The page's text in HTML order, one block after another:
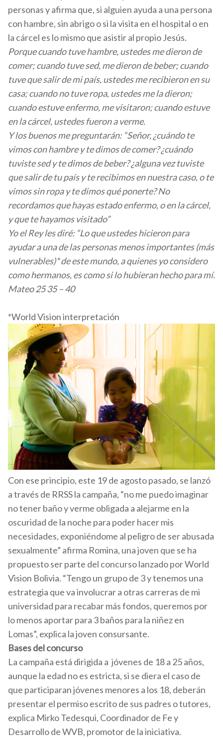
personas y afirma que, si alguien ayuda a una persona
con hambre, sin abrigo o si la visita en el hospital o en
la cárcel es lo mismo que asistir al propio Jesús.
Porque cuando tuve hambre, ustedes me dieron de
comer; cuando tuve sed, me dieron de beber; cuando
tuve que salir de mi país, ustedes me recibieron en su
casa; cuando no tuve ropa, ustedes me la dieron;
cuando estuve enfermo, me visitaron; cuando estuve
en la cárcel, ustedes fueron a verme.
Y los buenos me preguntarán: “Señor, ¿cuándo te
vimos con hambre y te dimos de comer? ¿cuándo
tuviste sed y te dimos de beber? ¿alguna vez tuviste
que salir de tu país y te recibimos en nuestra caso, o te
vimos sin ropa y te dimos qué ponerte? No
recordamos que hayas estado enfermo, o en la cárcel,
y que te hayamos visitado”
Yo el Rey les diré: “Lo que ustedes hicieron para
ayudar a una de las personas menos importantes (más
vulnerables)* de este mundo, a quienes yo considero
como hermanos, es como si lo hubieran hecho para mí.
Mateo 25 35 – 40
*World Vision interpretación
Con ese principio, este 19 de agosto pasado, se lanzó
a través de RRSS la campaña, “no me puedo imaginar
no tener baño y verme obligada a alejarme en la
oscuridad de la noche para poder hacer mis
necesidades, exponiéndome al peligro de ser abusada
sexualmente” afirma Romina, una joven que se ha
propuesto ser parte del concurso lanzado por World
Vision Bolivia. “Tengo un grupo de 3 y tenemos una
estrategia que va involucrar a otras carreras de mi
universidad para recabar más fondos, queremos por
lo menos aportar para 3 baños para la niñez en
Lomas”, explica la joven consursante.
Bases del concurso
La campaña está dirigida a jóvenes de 18 a 25 años,
aunque la edad no es estricta, si se diera el caso de
que participaran jóvenes menores a los 18, deberán
presentar el permiso escrito de sus padres o tutores,
explica Mirko Tedesqui, Coordinador de Fe y
Desarrollo de WVB, promotor de la iniciativa.